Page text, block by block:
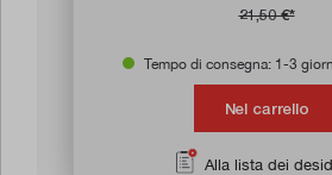
21,50 €*
Tempo di consegna: 1-3
Nel carrello
Alla lista dei